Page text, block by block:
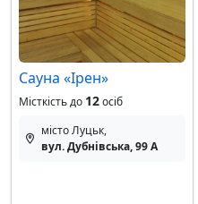
Сауна «Ірен»
Місткість до 12осіб
місто Луцьк,
вул. Дубнівська, 99 А